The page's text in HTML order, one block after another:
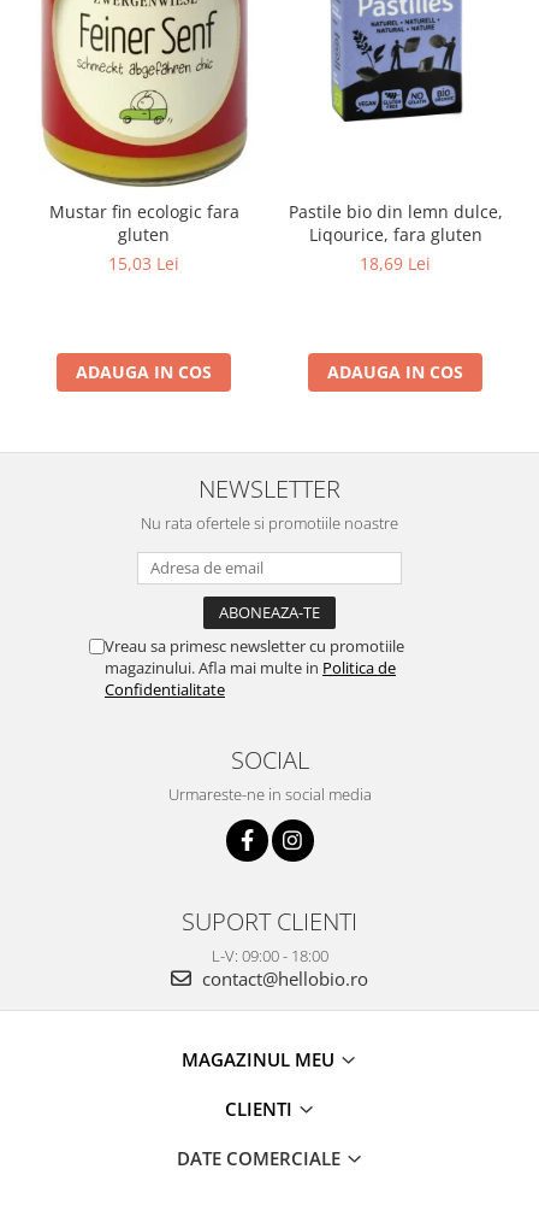
Mustar fin ecologic fara
gluten
15,03 Lei
ADAUGA IN COS
Pastile bio din lemn dulce,
Liqourice, fara gluten
18,69 Lei
ADAUGA IN COS
NEWSLETTER
Nu rata ofertele si promotiile noastre
Vreau sa primesc newsletter cu promotiile
magazinului. Afla mai multe in Politica de
Confidentialitate
SOCIAL
Urmareste-ne in social media
SUPORT CLIENTI
L-V: 09:00 - 18:00
contact@hellobio.ro
MAGAZINUL MEU
CLIENTI
DATE COMERCIALE